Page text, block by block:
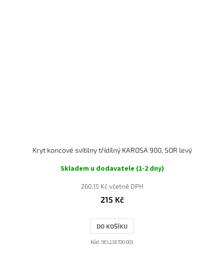
Kryt koncové svítilny třídílný KAROSA 900, SOR levý
Skladem u dodavatele (1-2 dny)
260,15 Kč včetně DPH
215 Kč
DO KOŠÍKU
Kód: 9EL118700-001